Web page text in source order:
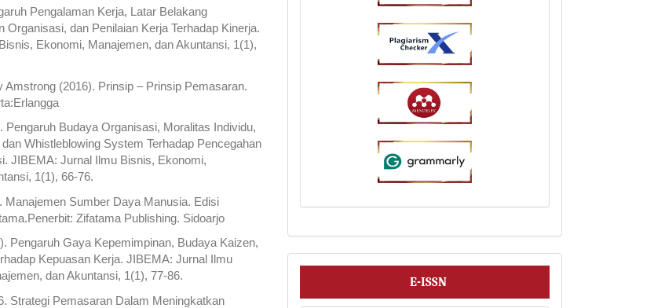
Pengalaman Kerja, Latar Belakang
Organisasi, dan Penilaian Kerja Terhadap Kinerja.
Ekonomi, Manajemen, dan Akuntansi, 1(1),
Amstrong (2016). Prinsip – Prinsip Pemasaran.
Pengaruh Budaya Organisasi, Moralitas Individu,
Whistleblowing System Terhadap Pencegahan
JIBEMA: Jurnal Ilmu Bisnis, Ekonomi,
1(1), 66-76.
Manajemen Sumber Daya Manusia. Edisi
Zifatama Publishing. Sidoarjo
Pengaruh Gaya Kepemimpinan, Budaya Kaizen,
Kepuasan Kerja. JIBEMA: Jurnal Ilmu
dan Akuntansi, 1(1), 77-86.
Strategi Pemasaran Dalam Meningkatkan
ISSN E-ISSN